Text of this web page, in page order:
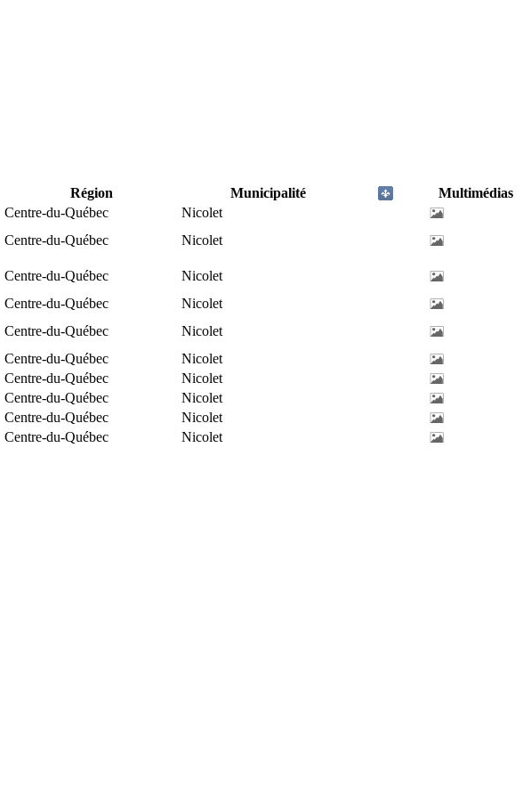
Région Municipalité
Multimédias
Centre-du-Québec
Nicolet
Centre-du-Québec
Nicolet
Centre-du-Québec
Nicolet
Centre-du-Québec
Nicolet
Centre-du-Québec
Nicolet
Centre-du-Québec
Nicolet
Centre-du-Québec
Nicolet
Centre-du-Québec
Nicolet
Centre-du-Québec
Nicolet
Centre-du-Québec Nicolet